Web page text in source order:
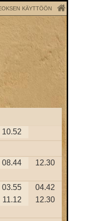
käyttöön
10.52
08.44
12.30
03.55
04.42
11.12
12.30